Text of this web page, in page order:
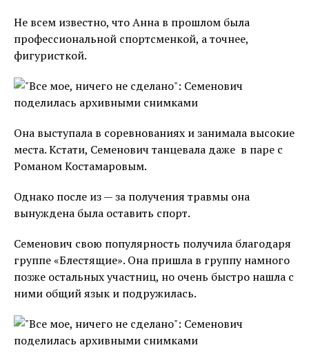
Не всем известно, что Анна в прошлом была
профессиональной спортсменкой, а точнее,
фигуристкой.
Она выступала в соревнованиях и занимала высокие
места. Кстати, Семенович танцевала даже в паре с
Романом Костамаровым.
Однако после из — за получения травмы она
вынуждена была оставить спорт.
Семенович свою популярность получила благодаря
группе «Блестящие». Она пришла в группу намного
позже остальных участниц, но очень быстро нашла с
ними общий язык и подружилась.